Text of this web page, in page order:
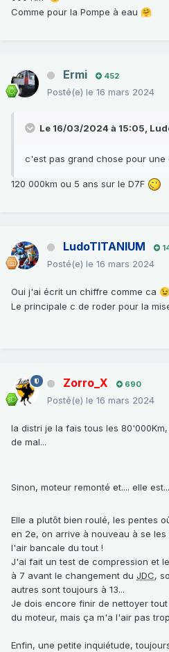
Comme pour la Pompe à eau 🤗
Ermi 452
Posté(e) le 16 mars 2024
Le 16/03/2024 à 15:05,
c'est pas grand chose pour une
120 000km ou 5 ans sur le D7F
LudoTITANIUM
Posté(e) le 16 mars 2024
Oui j'ai écrit un chiffre comme ca
Le principale c de roder pour la
Zorro_X 690
Posté(e) le 16 mars 2024
la distri je la fais tous les
de mal...
Sinon, moteur remonté et.... elle est...
Elle a plutôt bien roulé, les pentes
en 2e, on arrive à nouveau à se
l'air bancale du tout !
J'ai fait un test de compression et
à 7 avant le changement du JDC,
autres sont toujours à 13...
Je dois encore finir de nettoyer tout
du moteur, mais ça m'a l'air pas
Enfin, une petite inquiétude,